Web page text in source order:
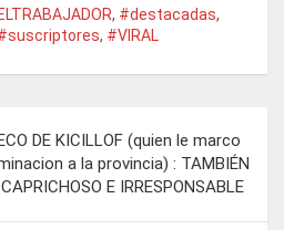
, #destacadas,
, #VIRAL
DE KICILLOF (quien le marco
a la provincia) : TAMBIÉN
E IRRESPONSABLE